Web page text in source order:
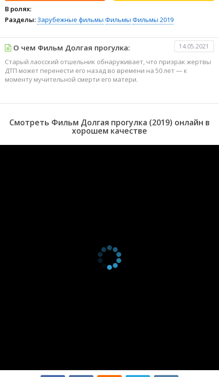
В ролях:
Разделы: Зарубежные фильмы Фильмы Фильмы 2019
О чем Фильм Долгая прогулка: 14.05.2021
Старый лаосский отшельник обнаруживает, что призрак жертвы
ДТП может перенести его назад во времени на 50 лет — к
моменту мучительной смерти его матери.
Смотреть Фильм Долгая прогулка (2019) онлайн в
хорошем качестве